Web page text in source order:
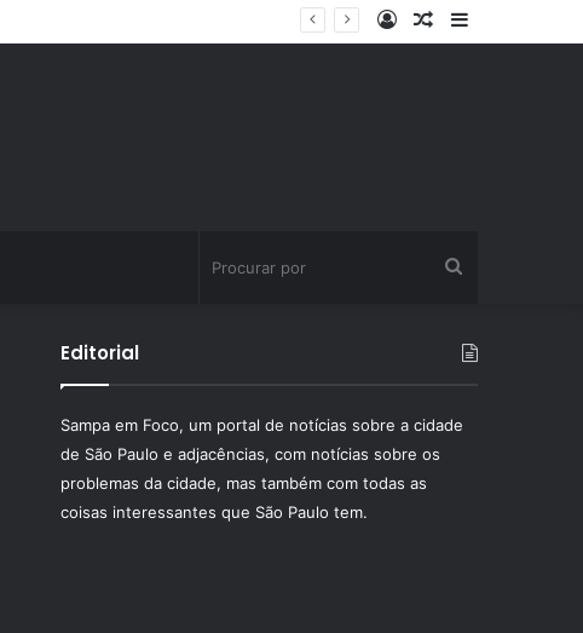
Barra
Artigo
Entrar
por
Editorial
Sampa em Foco, um portal de notícias sobre a cidade
de São Paulo e adjacências, com notícias sobre os
problemas da cidade, mas também com todas as
coisas interessantes que São Paulo tem.